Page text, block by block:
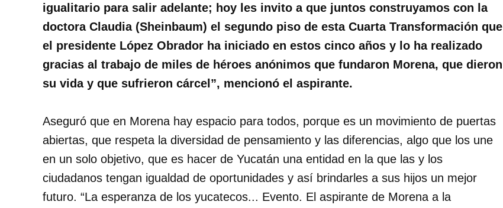
igualitario para salir adelante; hoy les invito a que juntos construyamos con la
doctora Claudia (Sheinbaum) el segundo piso de esta Cuarta Transformación que
el presidente López Obrador ha iniciado en estos cinco años y lo ha realizado
gracias al trabajo de miles de héroes anónimos que fundaron Morena, que dieron
su vida y que sufrieron cárcel”, mencionó el aspirante.
Aseguró que en Morena hay espacio para todos, porque es un movimiento de puertas
abiertas, que respeta la diversidad de pensamiento y las diferencias, algo que los une
en un solo objetivo, que es hacer de Yucatán una entidad en la que las y los
ciudadanos tengan igualdad de oportunidades y así brindarles a sus hijos un mejor
futuro. “La esperanza de los yucatecos... Evento. El aspirante de Morena a la